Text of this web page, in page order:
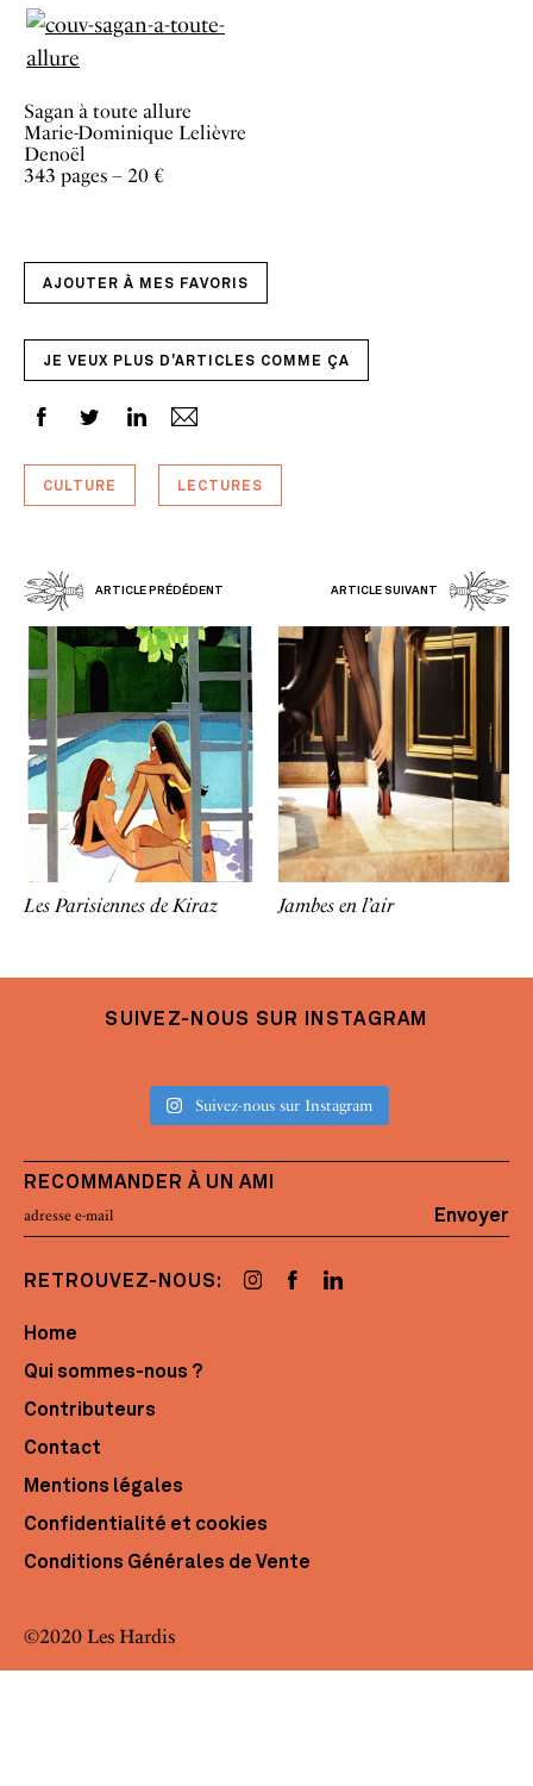
Sagan à toute allure
Marie-Dominique Lelièvre
Denoël
343 pages – 20 €
AJOUTER À MES FAVORIS
JE VEUX PLUS D'ARTICLES COMME ÇA
CULTURE LECTURES
ARTICLE PRÉDÉDENT ARTICLE SUIVANT
Les Parisiennes de Kiraz Jambes en l’air
SUIVEZ-NOUS SUR INSTAGRAM
Suivez-nous sur Instagram
RECOMMANDER À UN AMI
Envoyer
RETROUVEZ-NOUS:
Home
Qui sommes-nous ?
Contributeurs
Contact
Mentions légales
Confidentialité et cookies
Conditions Générales de Vente
©2020 Les Hardis